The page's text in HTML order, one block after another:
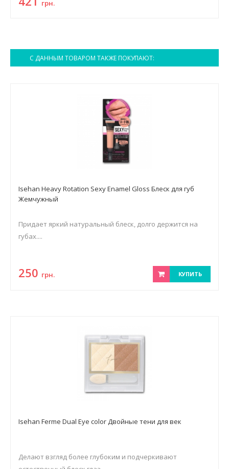
грн.
С ДАННЫМ ТОВАРОМ ТАКЖЕ ПОКУПАЮТ:
Isehan Heavy Rotation Sexy Enamel Gloss Блеск для губ
Жемчужный
Придает яркий натуральный блеск, долго держится на
губах....
250 грн. КУПИТЬ
Isehan Ferme Dual Eye color Двойные тени для век
Делают взгляд более глубоким и подчеркивают